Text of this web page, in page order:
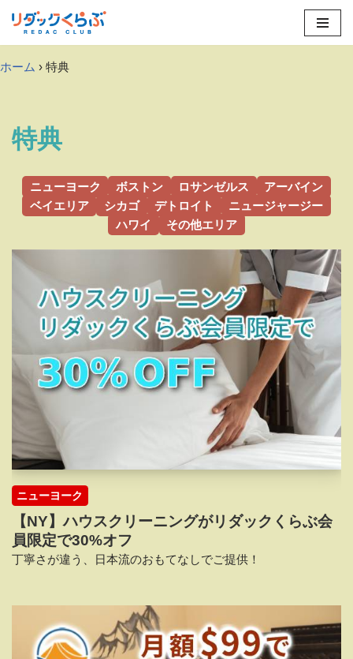
Skip
ホーム › 特典
特典
ニューヨーク ボストン ロサンゼルス
アーバイン
ベイエリア
シカゴ デトロイト
ニュージャージー
ハワイ
その他エリア
ニューヨーク
【NY】ハウスクリーニングがリダックくらぶ会
員限定で30%オフ
丁寧さが違う、日本流のおもてなしでご提供！